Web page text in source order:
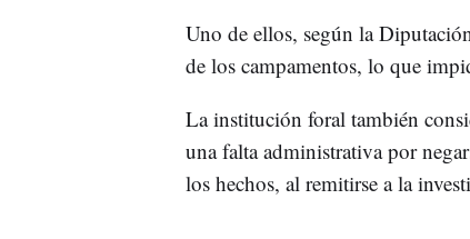
Uno de ellos, según la
de los campamentos, lo que
La institución foral también
una falta administrativa por
los hechos, al remitirse a la